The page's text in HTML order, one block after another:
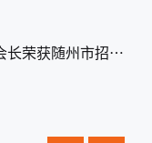
东莞市湖北商会会长金超等11位商会会长荣获随州市招商大使称号